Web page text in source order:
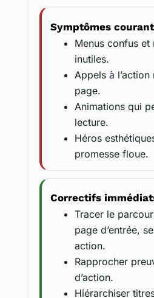
Symptômes
Menus confus et
inutiles.
Appels à
page.
Animations qui
lecture.
Héros
promesse floue.
Correctifs
Tracer le
page d’entrée,
action.
Rapprocher
d’action.
Hiérarchiser